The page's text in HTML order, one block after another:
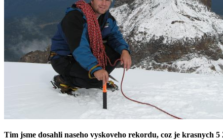
Tim jsme dosahli naseho vyskoveho rekordu, coz je krasnych